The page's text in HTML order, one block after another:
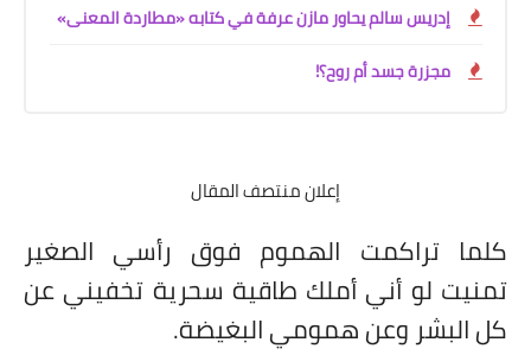
إدريس سالم يحاور مازن عرفة في كتابه «مطاردة المعنى»
مجزرة جسد أم روح؟!
إعلان منتصف المقال
كلما تراكمت الهموم فوق رأسي الصغير
تمنيت لو أني أملك طاقية سحرية تخفيني عن
كل البشر وعن همومي البغيضة.